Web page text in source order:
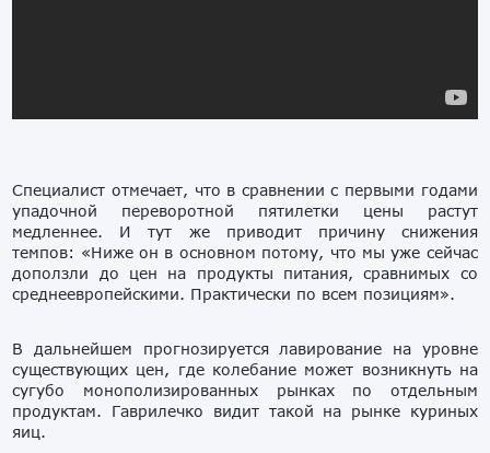
Специалист отмечает, что в сравнении с первыми годами
упадочной переворотной пятилетки цены растут
медленнее. И тут же приводит причину снижения
темпов: «Ниже он в основном потому, что мы уже сейчас
доползли до цен на продукты питания, сравнимых со
среднеевропейскими. Практически по всем позициям».
В дальнейшем прогнозируется лавирование на уровне
существующих цен, где колебание может возникнуть на
сугубо монополизированных рынках по отдельным
продуктам. Гаврилечко видит такой на рынке куриных
яиц.